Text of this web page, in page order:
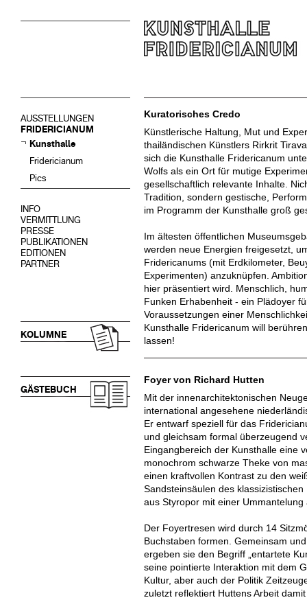
AUSSTELLUNGEN
FRIDERICIANUM
Kunsthalle
Fridericianum
Pics
INFO
VERMITTLUNG
PRESSE
PUBLIKATIONEN
EDITIONEN
PARTNER
KOLUMNE
GÄSTEBUCH
Kuratorisches Credo
Künstlerische Haltung, Mut und
thailändischen Künstlers Rirkrit
sich die Kunsthalle Fridericanum
Wolfs als ein Ort für mutige
gesellschaftlich relevante Inhalte.
Tradition, sondern gestische,
im Programm der Kunsthalle groß
Im ältesten öffentlichen
werden neue Energien freigesetzt,
Fridericanums (mit Erdkilometer,
Experimenten) anzuknüpfen.
hier präsentiert wird. Menschlich,
Funken Erhabenheit - ein Plädoyer
Voraussetzungen einer
Kunsthalle Fridericanum will
lassen!
Foyer von Richard Hutten
Mit der innenarchitektonischen
international angesehene
Er entwarf speziell für das
und gleichsam formal überzeugend
Eingangbereich der Kunsthalle eine
monochrom schwarze Theke von
einen kraftvollen Kontrast zu den
Sandsteinsäulen des
aus Styropor mit einer
Der Foyertresen wird durch 14
Buchstaben formen. Gemeinsam
ergeben sie den Begriff „entartete
seine pointierte Interaktion mit dem
Kultur, aber auch der Politik
zuletzt reflektiert Huttens Arbeit